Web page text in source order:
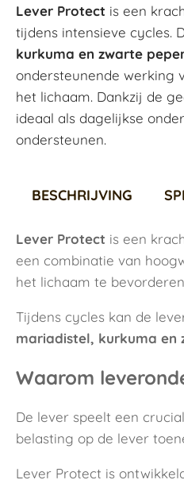
Lever Protect is een
tijdens intensieve cycles.
kurkuma en zwarte
ondersteunende werking
het lichaam. Dankzij de
ideaal als dagelijkse
ondersteunen.
BESCHRIJVING
Lever Protect is een
een combinatie van
het lichaam te
Tijdens cycles kan de
mariadistel, kurkuma en
Waarom
De lever speelt een
belasting op de lever
Lever Protect is